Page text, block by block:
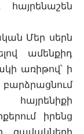
հայրենաշեն
Մեր սերն
ամենքիդ
առիթով՝ ի
իրենց